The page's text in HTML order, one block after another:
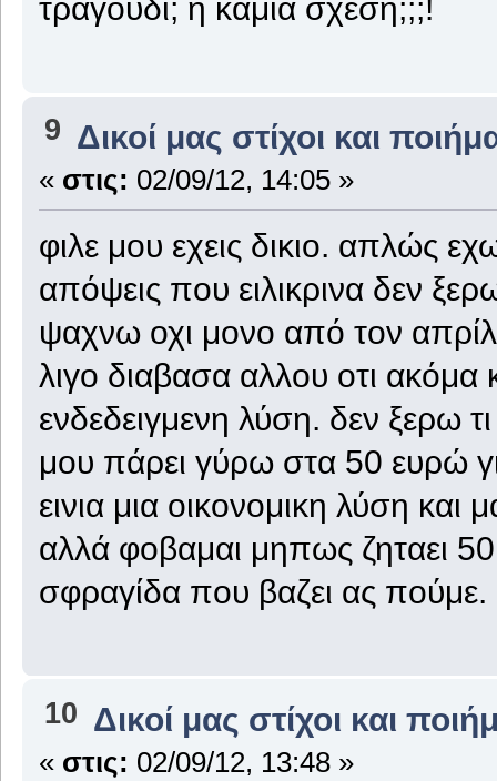
τραγουδι; ή καμια σχέση;;;!
9 Δικοί μας στίχοι και
« στις: 02/09/12, 14:05 »
φιλε μου εχεις δικιο. απλώς
απόψεις που ειλικρινα δεν
ψαχνω οχι μονο από τον
λιγο διαβασα αλλου οτι ακόμα
ενδεδειγμενη λύση. δεν ξερω
μου πάρει γύρω στα 50 ευρώ
εινια μια οικονομικη λύση
αλλά φοβαμαι μηπως ζηταει
σφραγίδα που βαζει ας πούμε.
10 Δικοί μας στίχοι και
« στις: 02/09/12, 13:48 »